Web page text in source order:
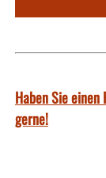
Haben Sie
gerne!